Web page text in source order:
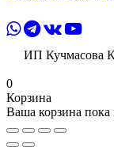
ИП Кучмасова
0
Корзина
Ваша корзина пока